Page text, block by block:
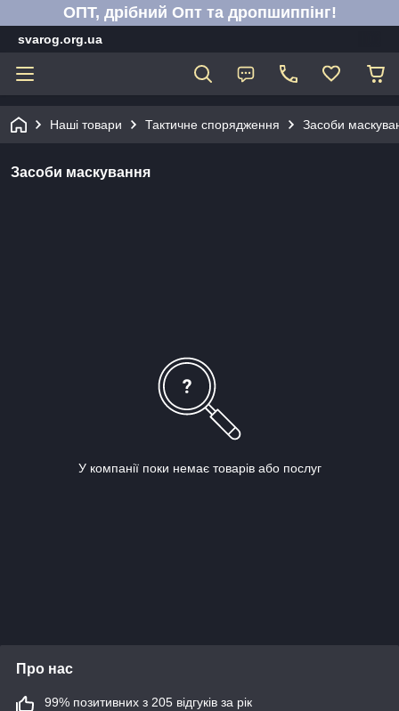
ОПТ, дрібний Опт та дропшиппінг!
svarog.org.ua
Наші товари Тактичне спорядження Засоби
Засоби маскування
У компанії поки немає товарів або послуг
Про нас
99% позитивних з 205 відгуків за рік